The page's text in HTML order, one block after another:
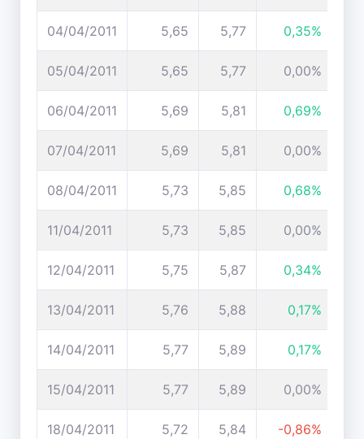
04/04/2011 5,65 5,77 0,35%
05/04/2011 5,65 5,77 0,00%
06/04/2011 5,69 5,81 0,69%
07/04/2011 5,69 5,81 0,00%
08/04/2011 5,73 5,85 0,68%
11/04/2011 5,73 5,85 0,00%
12/04/2011 5,75 5,87 0,34%
13/04/2011 5,76 5,88 0,17%
14/04/2011 5,77 5,89 0,17%
15/04/2011 5,77 5,89 0,00%
18/04/2011 5,72 5,84 -0,86%